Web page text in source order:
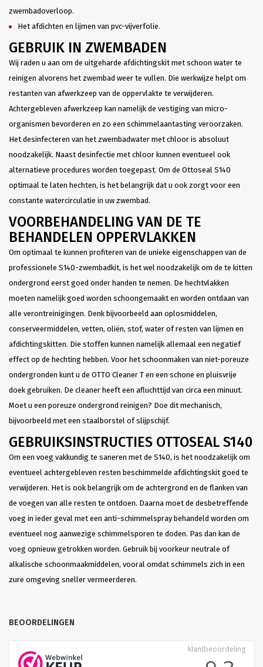
zwembadoverloop.
Het afdichten en lijmen van pvc-vijverfolie.
GEBRUIK IN ZWEMBADEN
Wij raden u aan om de uitgeharde afdichtingskit met schoon water te
reinigen alvorens het zwembad weer te vullen. Die werkwijze helpt om
restanten van afwerkzeep van de oppervlakte te verwijderen.
Achtergebleven afwerkzeep kan namelijk de vestiging van micro-
organismen bevorderen en zo een schimmelaantasting veroorzaken.
Het desinfecteren van het zwembadwater met chloor is absoluut
noodzakelijk. Naast desinfectie met chloor kunnen eventueel ook
alternatieve procedures worden toegepast. Om de Ottoseal S140
optimaal te laten hechten, is het belangrijk dat u ook zorgt voor een
constante watercirculatie in uw zwembad.
VOORBEHANDELING VAN DE TE
BEHANDELEN OPPERVLAKKEN
Om optimaal te kunnen profiteren van de unieke eigenschappen van de
professionele S140-zwembadkit, is het wel noodzakelijk om de te kitten
ondergrond eerst goed onder handen te nemen. De hechtvlakken
moeten namelijk goed worden schoongemaakt en worden ontdaan van
alle verontreinigingen. Denk bijvoorbeeld aan oplosmiddelen,
conserveermiddelen, vetten, oliën, stof, water of resten van lijmen en
afdichtingskitten. Die stoffen kunnen namelijk allemaal een negatief
effect op de hechting hebben. Voor het schoonmaken van niet-poreuze
ondergronden kunt u de OTTO Cleaner T en een schone en pluisvrije
doek gebruiken. De cleaner heeft een afluchttijd van circa een minuut.
Moet u een poreuze ondergrond reinigen? Doe dit mechanisch,
bijvoorbeeld met een staalborstel of slijpschijf.
GEBRUIKSINSTRUCTIES OTTOSEAL S140
Om een voeg vakkundig te saneren met de S140, is het noodzakelijk om
eventueel achtergebleven resten beschimmelde afdichtingskit goed te
verwijderen. Het is ook belangrijk om de achtergrond en de flanken van
de voegen van alle resten te ontdoen. Daarna moet de desbetreffende
voeg in ieder geval met een anti-schimmelspray behandeld worden om
eventueel nog aanwezige schimmelsporen te doden. Pas dan kan de
voeg opnieuw getrokken worden. Gebruik bij voorkeur neutrale of
alkalische schoonmaakmiddelen, vooral omdat schimmels zich in een
zure omgeving sneller vermeerderen.
BEOORDELINGEN